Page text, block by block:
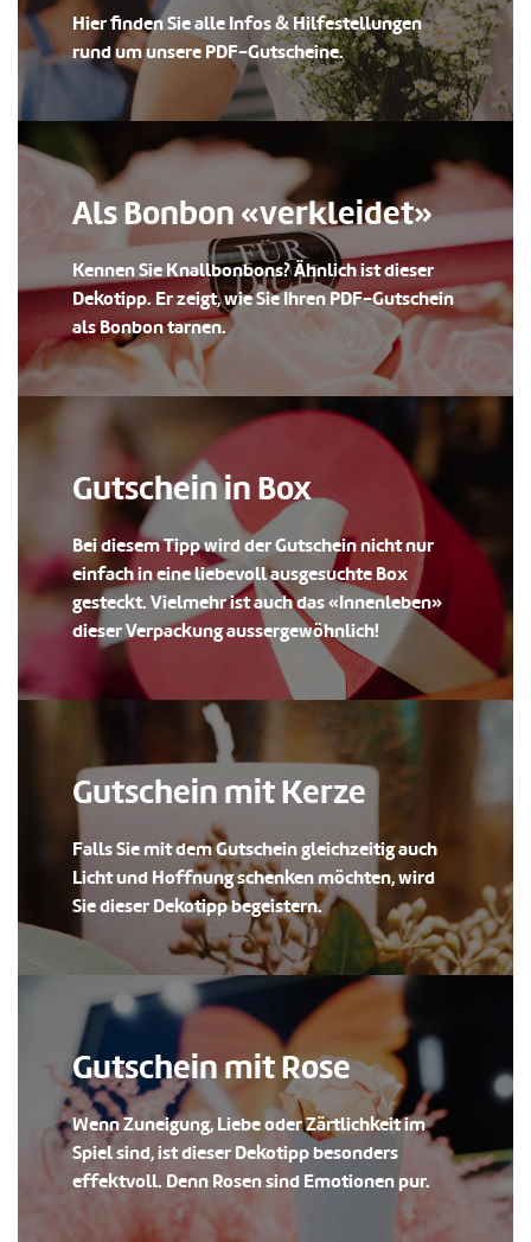
Hier finden Sie alle Infos & Hilfestellungen
rund um unsere PDF-Gutscheine.
Als Bonbon «verkleidet»
Kennen Sie Knallbonbons? Ähnlich ist dieser
Dekotipp. Er zeigt, wie Sie Ihren PDF-Gutschein
als Bonbon tarnen.
Gutschein in Box
Bei diesem Tipp wird der Gutschein nicht nur
einfach in eine liebevoll ausgesuchte Box
gesteckt. Vielmehr ist auch das «Innenleben»
dieser Verpackung aussergewöhnlich!
Gutschein mit Kerze
Falls Sie mit dem Gutschein gleichzeitig auch
Licht und Hoffnung schenken möchten, wird
Sie dieser Dekotipp begeistern.
Gutschein mit Rose
Wenn Zuneigung, Liebe oder Zärtlichkeit im
Spiel sind, ist dieser Dekotipp besonders
effektvoll. Denn Rosen sind Emotionen pur.